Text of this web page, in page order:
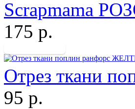
Scrapmama
175 р.
Отрез ткани
95 р.